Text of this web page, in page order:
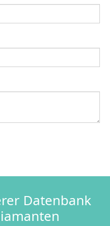
Datenbank